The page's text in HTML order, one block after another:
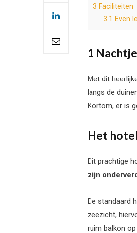
3 Faciliteiten
3.1 Even
1
Met dit
langs de
Kortom, er is
Het
Dit prachtige
zijn
De standaard
zeezicht,
ruim balkon